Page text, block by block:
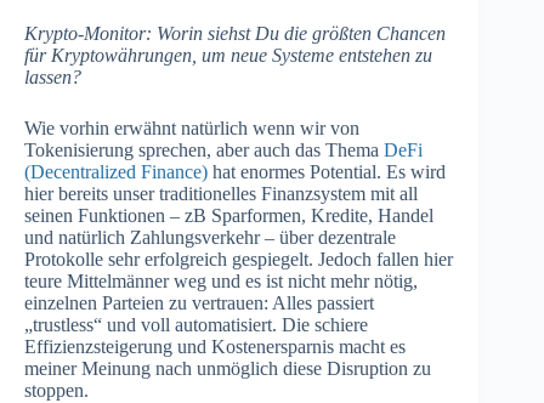
Krypto-Monitor: Worin siehst Du die größten Chancen
für Kryptowährungen, um neue Systeme entstehen zu
lassen?
Wie vorhin erwähnt natürlich wenn wir von
Tokenisierung sprechen, aber auch das Thema DeFi
(Decentralized Finance) hat enormes Potential. Es wird
hier bereits unser traditionelles Finanzsystem mit all
seinen Funktionen – zB Sparformen, Kredite, Handel
und natürlich Zahlungsverkehr – über dezentrale
Protokolle sehr erfolgreich gespiegelt. Jedoch fallen hier
teure Mittelmänner weg und es ist nicht mehr nötig,
einzelnen Parteien zu vertrauen: Alles passiert
„trustless“ und voll automatisiert. Die schiere
Effizienzsteigerung und Kostenersparnis macht es
meiner Meinung nach unmöglich diese Disruption zu
stoppen.